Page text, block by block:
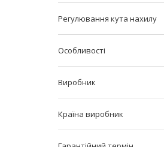
Регулювання кута нахилу
Особливості
Виробник
Країна виробник